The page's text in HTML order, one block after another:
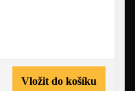
Vložit do košíku